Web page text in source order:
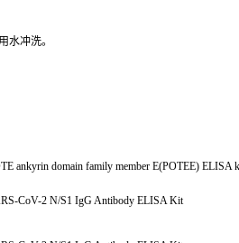
水冲洗。
ankyrin domain family member E(POTEE) ELISA
CoV-2 N/S1 IgG Antibody ELISA Kit